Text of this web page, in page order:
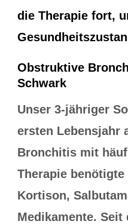
die Therapie fort,
Obstruktive
Schwark
Unser 3-jähriger
ersten Lebensjahr
Bronchitis mit
Therapie
Kortison,
Medikamente. Seit